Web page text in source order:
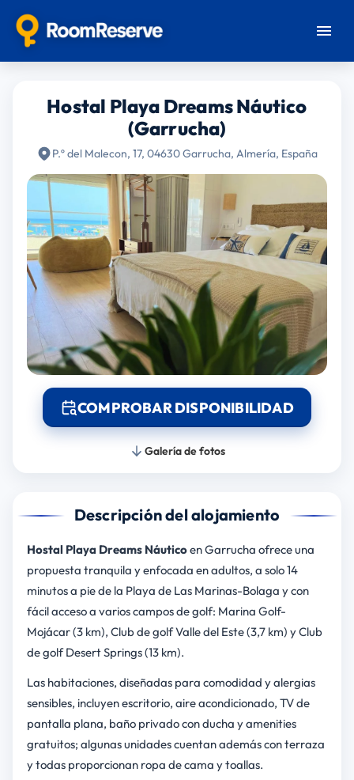
Hostal Playa Dreams Náutico
(Garrucha)
P.º del Malecon, 17, 04630 Garrucha, Almería, España
COMPROBAR DISPONIBILIDAD
Galería de fotos
Descripción del alojamiento
Hostal Playa Dreams Náuticoen Garrucha ofrece una
propuesta tranquila y enfocada en adultos, a solo 14
minutos a pie de la Playa de Las Marinas-Bolaga y con
fácil acceso a varios campos de golf: Marina Golf-
Mojácar (3 km), Club de golf Valle del Este (3,7 km) y Club
de golf Desert Springs (13 km).
Las habitaciones, diseñadas para comodidad y alergias
sensibles, incluyen escritorio, aire acondicionado, TV de
pantalla plana, baño privado con ducha y amenities
gratuitos; algunas unidades cuentan además con terraza
y todas proporcionan ropa de cama y toallas.